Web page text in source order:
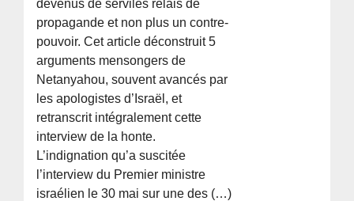
devenus de serviles relais de
propagande et non plus un contre-
pouvoir. Cet article déconstruit 5
arguments mensongers de
Netanyahou, souvent avancés par
les apologistes d’Israël, et
retranscrit intégralement cette
interview de la honte.
L’indignation qu’a suscitée
l’interview du Premier ministre
israélien le 30 mai sur une des (…)